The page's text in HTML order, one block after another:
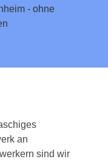
- ohne
an
sind wir